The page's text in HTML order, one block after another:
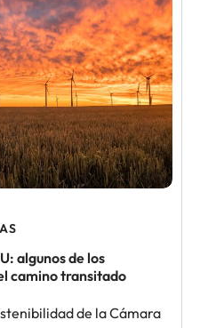
algunos de los
camino transitado
de la Cámara